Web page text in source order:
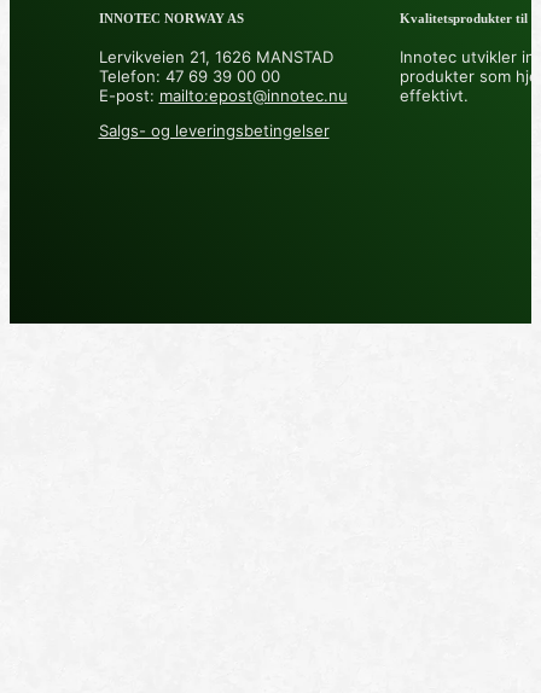
GRUNNING OG LAKK
LIM OG TETTEMASSER
INNOTEC NORWAY AS
Lervikveien 21, 1626 MANSTAD
Telefon: 47 69 39 00 00
E-post: mailto:epost@innotec.nu
Salgs- og leveringsbetingelser
Kvalitetsprodukter til å
Innotec utvikler
produkter som
effektivt.